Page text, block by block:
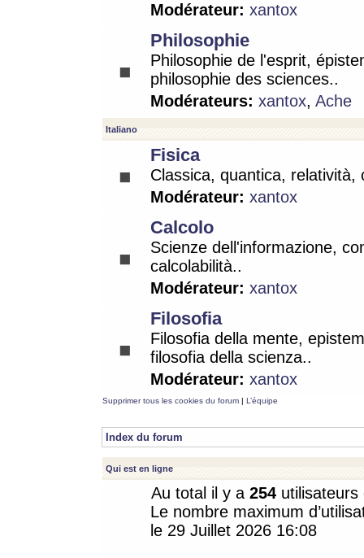
Modérateur: xantox
Philosophie
Philosophie de l'esprit,
philosophie des sciences..
Modérateurs: xantox, Ache
Italiano
Fisica
Classica, quantica, relatività,
Modérateur: xantox
Calcolo
Scienze dell'informazione,
calcolabilità..
Modérateur: xantox
Filosofia
Filosofia della mente,
filosofia della scienza..
Modérateur: xantox
Supprimer tous les cookies du forum | L’équipe
Index du forum
Qui est en ligne
Au total il y a 254
Le nombre maximum
le 29 Juillet 2026 16:08